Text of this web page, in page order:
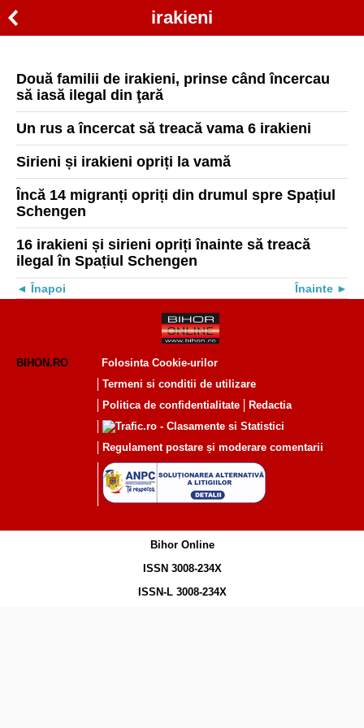
irakieni
Două familii de irakieni, prinse când încercau
să iasă ilegal din ţară
Un rus a încercat să treacă vama 6 irakieni
Sirieni și irakieni opriți la vamă
Încă 14 migranți opriți din drumul spre Spațiul
Schengen
16 irakieni și sirieni opriți înainte să treacă
ilegal în Spațiul Schengen
Înapoi Înainte
BIHON.RO
Folosinta Cookie-urilor
Termeni si conditii de utilizare
Politica de confidentialitate
Redactia
Regulament postare și moderare comentarii
Bihor Online
ISSN 3008-234X
ISSN-L 3008-234X